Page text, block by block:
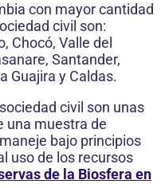
con mayor cantidad
civil son:
Chocó, Valle del
Santander,
Guajira y Caldas.
civil son unas
una muestra de
bajo principios
uso de los recursos
de la Biosfera en